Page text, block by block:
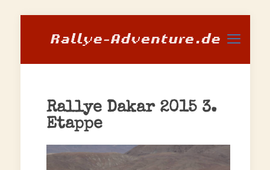
Rallye Dakar 2015 3.
Etappe